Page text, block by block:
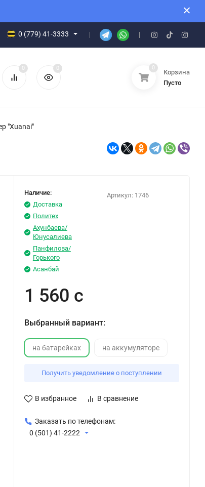
0 (779) 41-3333
0 0 0
Корзина
Пусто
"Xuanai"
Наличие:
Доставка
Политех
Ахунбаева/
Юнусалиева
Панфилова/
Горького
Асанбай
Артикул: 1746
1 560 с
Выбранный вариант:
на батарейках на аккумуляторе
Получить уведомление о поступлении
В избранное В сравнение
Заказать по телефонам:
0 (501) 41-2222